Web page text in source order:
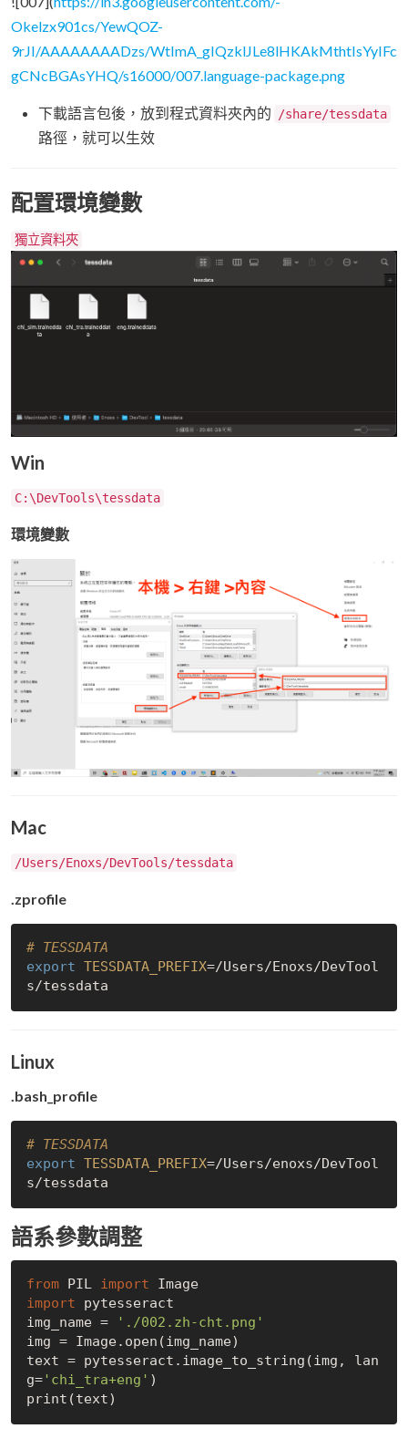
Okelzx901cs/YewQOZ-
9rJI/AAAAAAAADzs/WtImA_gIQzklJLe8lHKAkMthtIsYyIFc
gCNcBGAsYHQ/s16000/007.language-package.png
下載語言包後，放到程式資料夾內的 /share/tessdata
路徑，就可以生效
配置環境變數
獨立資料夾
Win
C:\DevTools\tessdata
環境變數
Mac
/Users/Enoxs/DevTools/tessdata
.zprofile
# TESSDATA
export TESSDATA_PREFIX=/Users/Enoxs/DevTool
Linux
.bash_profile
# TESSDATA
export TESSDATA_PREFIX=/Users/enoxs/DevTool
語系參數調整
from PIL import
Image
import pytesseract
img_name =
'./002.zh-cht.png'
img = Image.open(img_name)
text = pytesseract.image_to_string(img, lan
g='chi_tra+eng' )